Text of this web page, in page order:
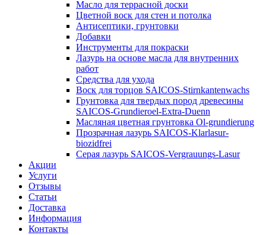
Масло для террасной доски
Цветной воск для стен и потолка
Антисептики, грунтовки
Добавки
Инструменты для покраски
Лазурь на основе масла для внутренних
работ
Средства для ухода
Воск для торцов SAICOS-Stirnkantenwachs
Грунтовка для твердых пород древесины
SAICOS-Grundieroel-Extra-Duenn
Масляная цветная грунтовка Ol-grundierung
Прозрачная лазурь SAICOS-Klarlasur-
biozidfrei
Серая лазурь SAICOS-Vergrauungs-Lasur
Акции
Услуги
Отзывы
Статьи
Доставка
Информация
Контакты